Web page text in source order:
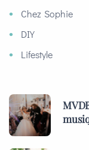
Chez Sophie
DIY
Lifestyle